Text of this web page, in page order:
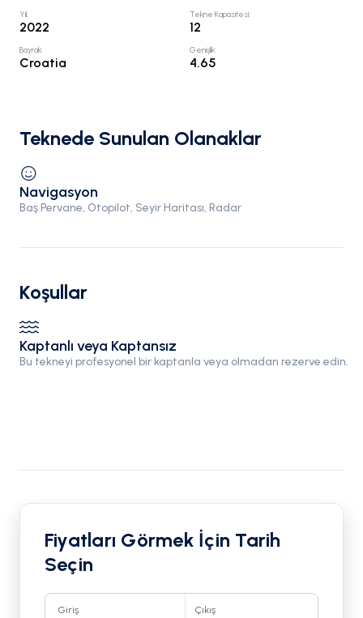
Yıl:
2022
Tekne Kapasitesi:
12
Bayrak:
Croatia
Genişlik:
4.65
Teknede Sunulan Olanaklar
Navigasyon
Baş Pervane, Otopilot, Seyir Haritası, Radar
Koşullar
Kaptanlı veya Kaptansız
Bu tekneyi profesyonel bir kaptanla veya olmadan rezerve edin.
Fiyatları Görmek İçin Tarih
Seçin
Giriş Çıkış